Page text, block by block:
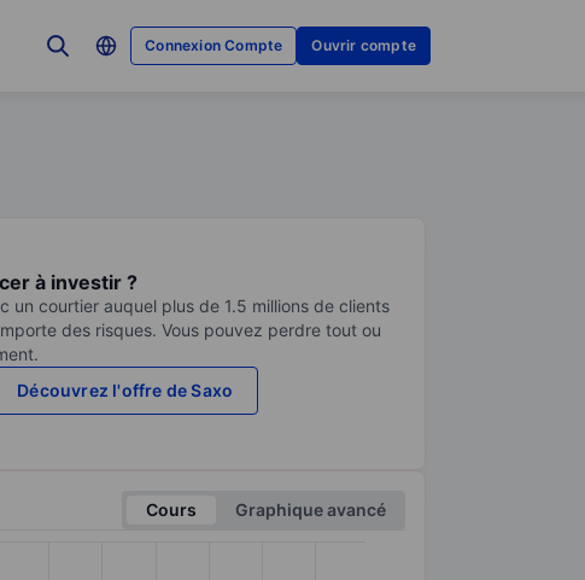
Connexion Compte Ouvrir compte
à investir ?
un courtier auquel plus de 1.5 millions de clients
des risques. Vous pouvez perdre tout ou
Découvrez l'offre de Saxo
Cours
Graphique avancé